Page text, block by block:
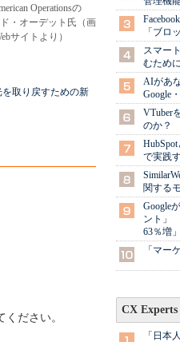
Operationsの
・オーデット氏（画
サイトより）
取り戻すための新
ださい。
「ブロ
スマー
むため
AIがあ
Google
VTuber
のか？
で実践
関する
Google
ント」
63％増
「マー
CX
「日本